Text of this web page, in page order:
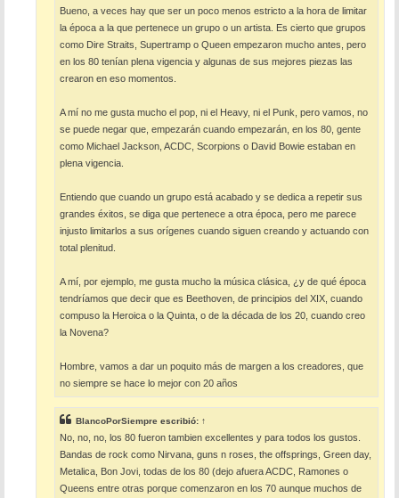
Bueno, a veces hay que ser un poco menos estricto a la hora de limitar
la época a la que pertenece un grupo o un artista. Es cierto que grupos
como Dire Straits, Supertramp o Queen empezaron mucho antes, pero
en los 80 tenían plena vigencia y algunas de sus mejores piezas las
crearon en eso momentos.
A mí no me gusta mucho el pop, ni el Heavy, ni el Punk, pero vamos, no
se puede negar que, empezarán cuando empezarán, en los 80, gente
como Michael Jackson, ACDC, Scorpions o David Bowie estaban en
plena vigencia.
Entiendo que cuando un grupo está acabado y se dedica a repetir sus
grandes éxitos, se diga que pertenece a otra época, pero me parece
injusto limitarlos a sus orígenes cuando siguen creando y actuando con
total plenitud.
A mí, por ejemplo, me gusta mucho la música clásica, ¿y de qué época
tendríamos que decir que es Beethoven, de principios del XIX, cuando
compuso la Heroica o la Quinta, o de la década de los 20, cuando creo
la Novena?
Hombre, vamos a dar un poquito más de margen a los creadores, que
no siempre se hace lo mejor con 20 años
BlancoPorSiempre escribió: ↑
No, no, no, los 80 fueron tambien excellentes y para todos los gustos.
Bandas de rock como Nirvana, guns n roses, the offsprings, Green day,
Metalica, Bon Jovi, todas de los 80 (dejo afuera ACDC, Ramones o
Queens entre otras porque comenzaron en los 70 aunque muchos de